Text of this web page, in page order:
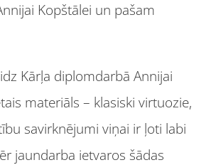
Kopštālei un pašam
Kārļa diplomdarbā Annijai
materiāls – klasiski virtuozie,
savirknējumi viņai ir ļoti labi
jaundarba ietvaros šādas